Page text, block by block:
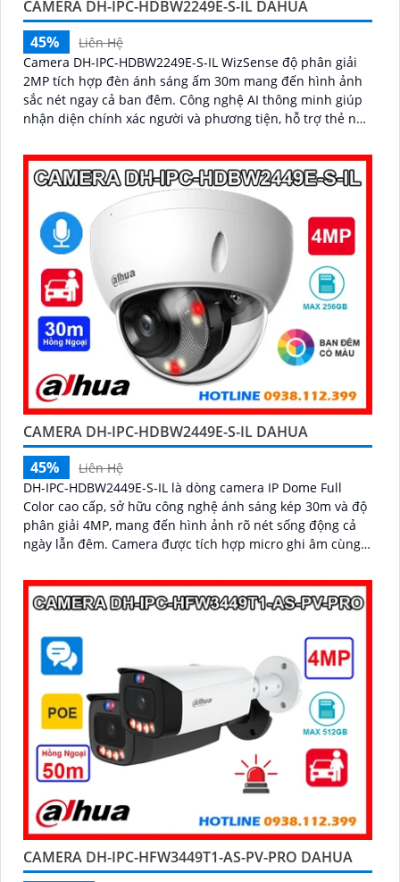
CAMERA DH-IPC-HDBW2249E-S-IL DAHUA
45%
Liên Hệ
Camera DH-IPC-HDBW2249E-S-IL WizSense độ phân giải
2MP tích hợp đèn ánh sáng ấm 30m mang đến hình ảnh
sắc nét ngay cả ban đêm. Công nghệ AI thông minh giúp
nhận diện chính xác người và phương tiện, hỗ trợ thẻ nhớ
CAMERA DH-IPC-HDBW2449E-S-IL DAHUA
45%
Liên Hệ
DH-IPC-HDBW2449E-S-IL là dòng camera IP Dome Full
Color cao cấp, sở hữu công nghệ ánh sáng kép 30m và độ
phân giải 4MP, mang đến hình ảnh rõ nét sống động cả
ngày lẫn đêm. Camera được tích hợp micro ghi âm cùng
an ninh hiệu quả
CAMERA DH-IPC-HFW3449T1-AS-PV-PRO DAHUA